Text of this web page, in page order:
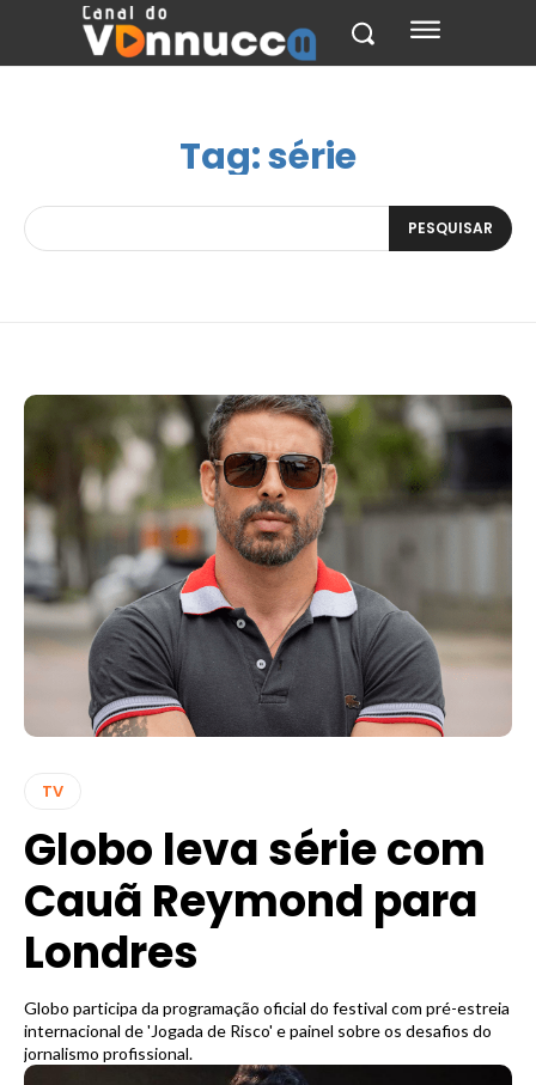
Tag:série
PESQUISAR
TV
Globo leva série com
Cauã Reymond para
Londres
Globo participa da programação oficial do festival com pré-estreia
internacional de 'Jogada de Risco' e painel sobre os desafios do
jornalismo profissional.